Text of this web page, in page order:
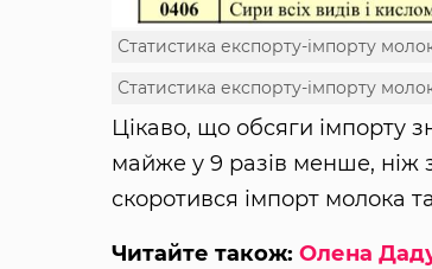
Статистика експорту-імпорту
Статистика експорту-імпорту
Цікаво, що обсяги імпорту
майже у 9 разів менше, ніж
скоротився імпорт молока
Читайте також: Олена